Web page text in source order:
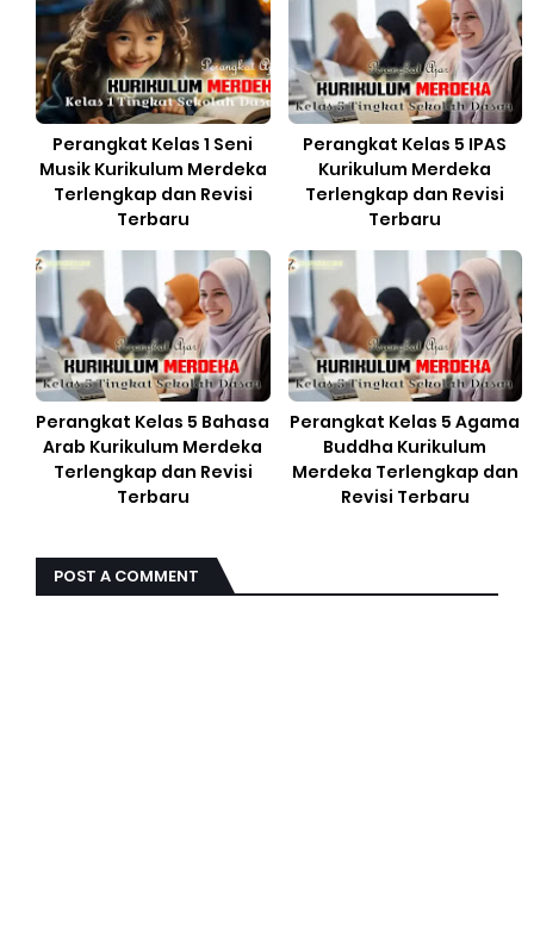
Perangkat Kelas 1 Seni
Musik Kurikulum Merdeka
Terlengkap dan Revisi
Terbaru
Perangkat Kelas 5 IPAS
Kurikulum Merdeka
Terlengkap dan Revisi
Terbaru
Perangkat Kelas 5 Bahasa
Arab Kurikulum Merdeka
Terlengkap dan Revisi
Terbaru
Perangkat Kelas 5 Agama
Buddha Kurikulum
Merdeka Terlengkap dan
Revisi Terbaru
POST A COMMENT